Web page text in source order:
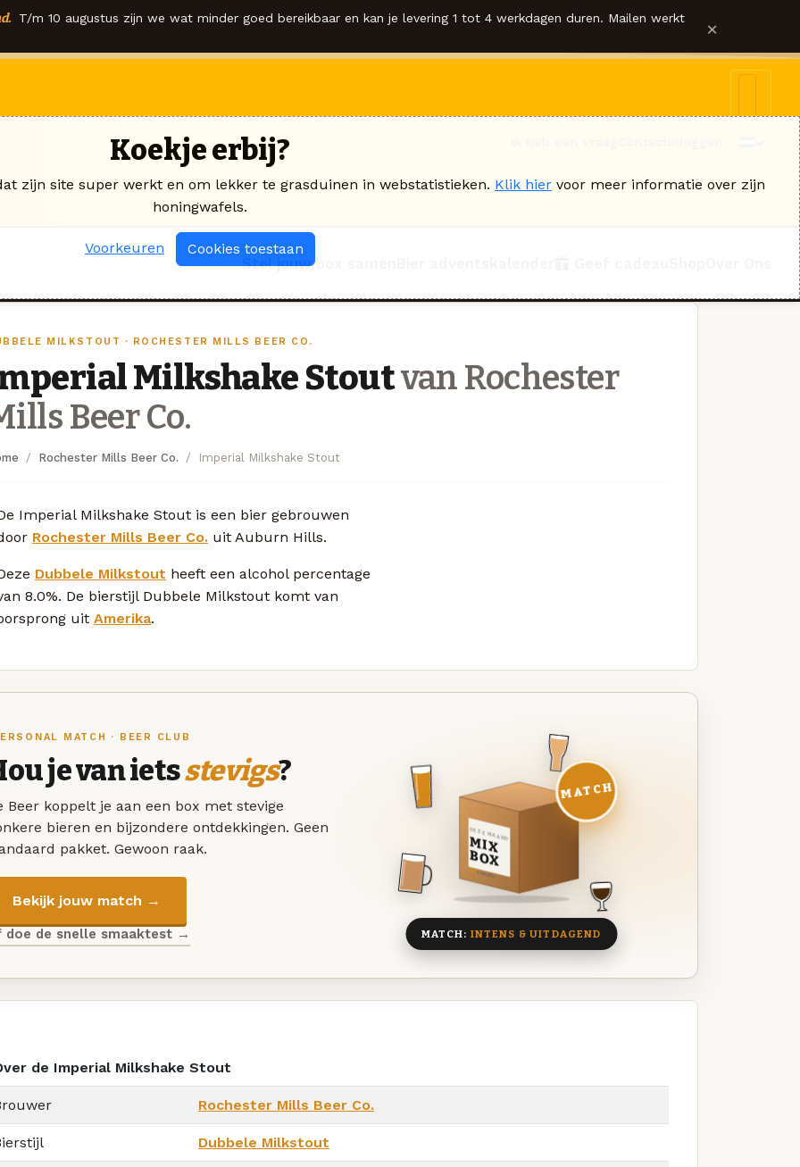
T/m 10 augustus zijn we wat minder goed bereikbaar en kan je levering 1 tot 4 werkdagen duren. Mailen werkt ×
Stel jouw box samen
MILKSTOUT · ROCHESTER MILLS BEER CO.
Milkshake Stoutvan Rochester
Beer Co.
Rochester Mills Beer Co. Imperial Milkshake Stout
Imperial Milkshake Stout is een bier gebrouwen
Rochester Mills Beer Co. uit Auburn Hills.
Dubbele Milkstout heeft een alcohol percentage
8.0%. De bierstijl Dubbele Milkstout komt van
uit Amerika.
MATCH · BEER CLUB
je van ietsstevigs?
Beer koppelt je aan een box met stevige
bieren en bijzondere ontdekkingen. Geen
pakket. Gewoon raak.
Bekijk jouw match →
doe de snelle smaaktest →
DEZE MAAND
MIX
BOX
8 BIEREN
MATCH
MATCH: INTENS & UITDAGEND
de Imperial Milkshake Stout
Rochester Mills Beer Co.
Dubbele Milkstout
Koekje erbij?
zijn site super werkt en om lekker te grasduinen in webstatistieken. Klik hier voor meer informatie over zijn
honingwafels.
Voorkeuren Cookies toestaan